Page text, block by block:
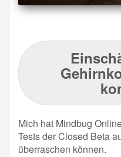
Mich hat Mindbug
Tests der Closed Beta
überraschen können.